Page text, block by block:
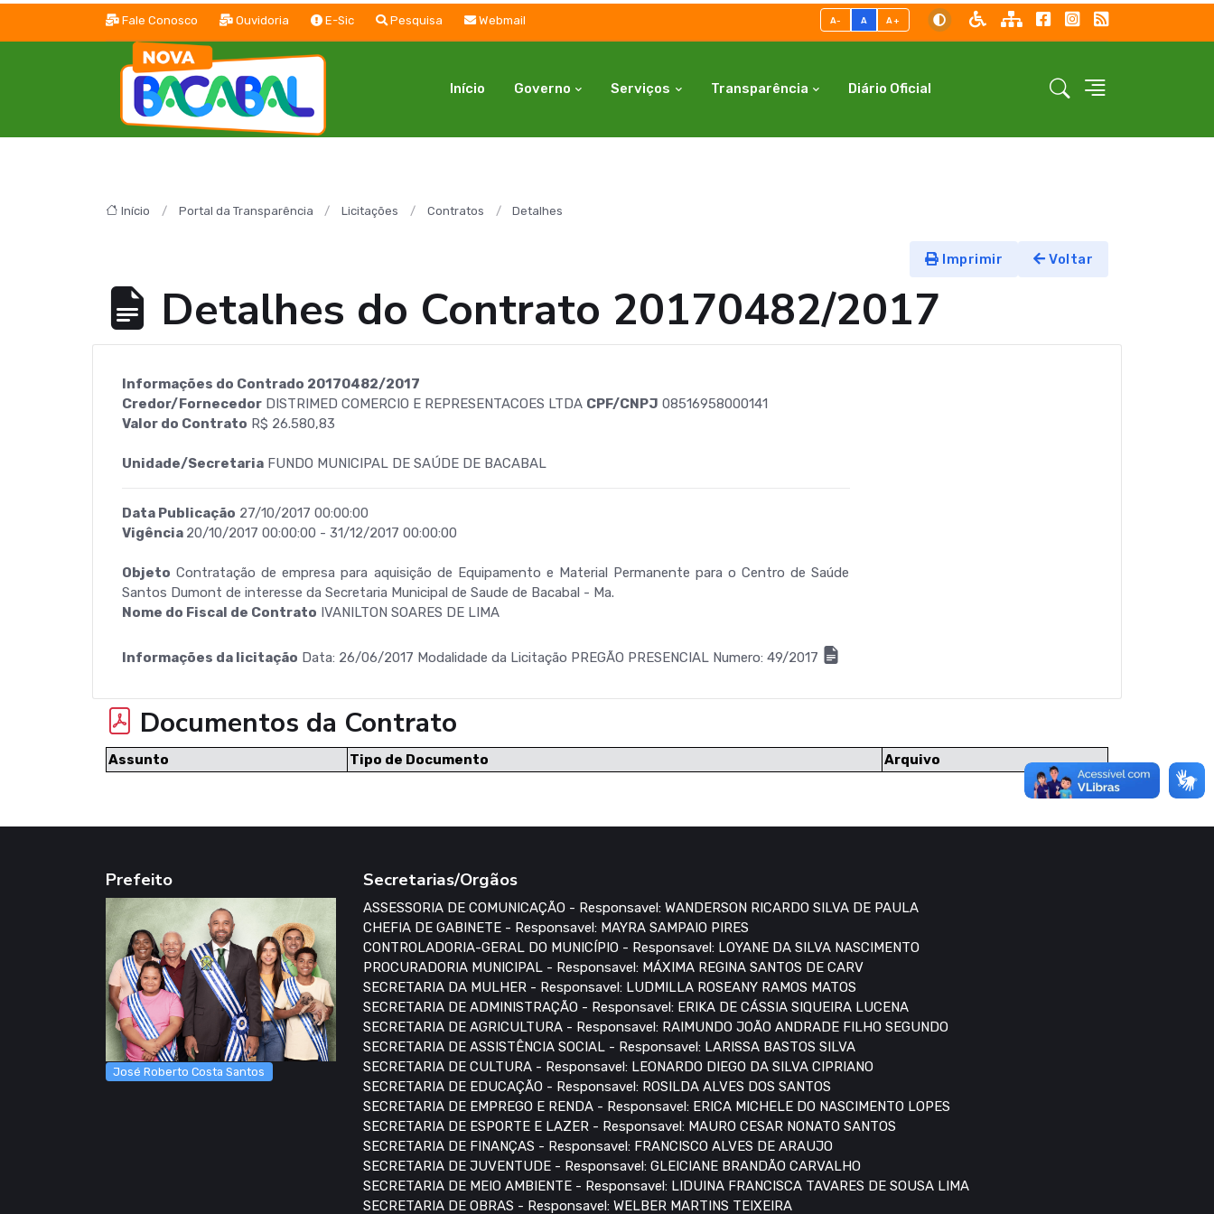
Fale Conosco Ouvidoria E-Sic Pesquisa Webmail A- A A+
Início Governo Serviços Transparência Diário Oficial
Início Portal da Transparência Licitações Contratos Detalhes
Voltar
Imprimir
Detalhes do Contrato 20170482/2017
Informações do Contrado 20170482/2017
Credor/Fornecedor DISTRIMED COMERCIO E REPRESENTACOES LTDA CPF/CNPJ 08516958000141
Valor do Contrato R$ 26.580,83
Unidade/Secretaria FUNDO MUNICIPAL DE SAÚDE DE BACABAL
Data Publicação 27/10/2017 00:00:00
Vigência 20/10/2017 00:00:00 - 31/12/2017 00:00:00
Objeto Contratação de empresa para aquisição de Equipamento e Material Permanente para o Centro de Saúde
Santos Dumont de interesse da Secretaria Municipal de Saude de Bacabal - Ma.
Nome do Fiscal de Contrato IVANILTON SOARES DE LIMA
Informações da licitação Data: 26/06/2017 Modalidade da Licitação PREGÃO PRESENCIAL Numero: 49/2017
Documentos da Contrato
Assunto Tipo de Documento Arquivo
Prefeito
José Roberto Costa Santos
Secretarias/Orgãos
ASSESSORIA DE COMUNICAÇÃO - Responsavel: WANDERSON RICARDO SILVA DE PAULA
CHEFIA DE GABINETE - Responsavel: MAYRA SAMPAIO PIRES
CONTROLADORIA-GERAL DO MUNICÍPIO - Responsavel: LOYANE DA SILVA NASCIMENTO
PROCURADORIA MUNICIPAL - Responsavel: MÁXIMA REGINA SANTOS DE CARV
SECRETARIA DA MULHER - Responsavel: LUDMILLA ROSEANY RAMOS MATOS
SECRETARIA DE ADMINISTRAÇÃO - Responsavel: ERIKA DE CÁSSIA SIQUEIRA LUCENA
SECRETARIA DE AGRICULTURA - Responsavel: RAIMUNDO JOÃO ANDRADE FILHO SEGUNDO
SECRETARIA DE ASSISTÊNCIA SOCIAL - Responsavel: LARISSA BASTOS SILVA
SECRETARIA DE CULTURA - Responsavel: LEONARDO DIEGO DA SILVA CIPRIANO
SECRETARIA DE EDUCAÇÃO - Responsavel: ROSILDA ALVES DOS SANTOS
SECRETARIA DE EMPREGO E RENDA - Responsavel: ERICA MICHELE DO NASCIMENTO LOPES
SECRETARIA DE ESPORTE E LAZER - Responsavel: MAURO CESAR NONATO SANTOS
SECRETARIA DE FINANÇAS - Responsavel: FRANCISCO ALVES DE ARAUJO
SECRETARIA DE JUVENTUDE - Responsavel: GLEICIANE BRANDÃO CARVALHO
SECRETARIA DE MEIO AMBIENTE - Responsavel: LIDUINA FRANCISCA TAVARES DE SOUSA LIMA
SECRETARIA DE OBRAS - Responsavel: WELBER MARTINS TEIXEIRA